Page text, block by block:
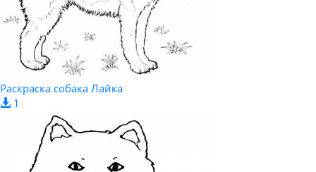
Раскраска собака Лайка
1